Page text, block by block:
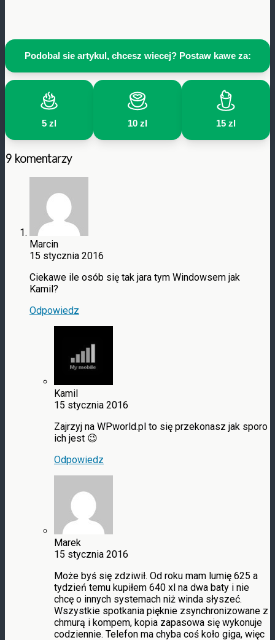
Podobal sie artykul, chcesz wiecej? Postaw kawe za:
5 zl 10 zl 15 zl
9 komentarzy
Marcin
15 stycznia 2016
Ciekawe ile osób się tak jara tym Windowsem jak
Kamil?
Odpowiedz
Kamil
15 stycznia 2016
Zajrzyj na WPworld.pl to się przekonasz jak sporo
ich jest 😉
Odpowiedz
Marek
15 stycznia 2016
Może byś się zdziwił. Od roku mam lumię 625 a
tydzień temu kupiłem 640 xl na dwa baty i nie
chcę o innych systemach niż winda słyszeć.
Wszystkie spotkania pięknie zsynchronizowane z
chmurą i kompem, kopia zapasowa się wykonuje
codziennie. Telefon ma chyba coś koło giga, więc